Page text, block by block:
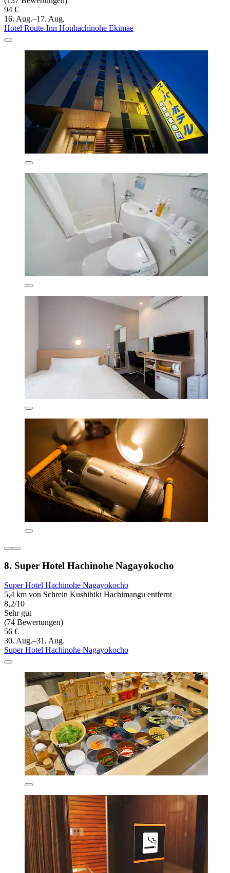
94 €
16. Aug.–17. Aug.
Hotel Route-Inn Honhachinohe Ekimae
8. Super Hotel Hachinohe Nagayokocho
Super Hotel Hachinohe Nagayokocho
5,4 km von Schrein Kushihiki Hachimangu entfernt
8,2/10
Sehr gut
(74 Bewertungen)
56 €
30. Aug.–31. Aug.
Super Hotel Hachinohe Nagayokocho